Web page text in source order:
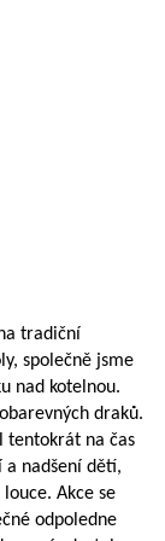
tradiční
společně jsme
nad kotelnou.
draků.
tentokrát na čas
a nadšení dětí,
Akce se
odpoledne